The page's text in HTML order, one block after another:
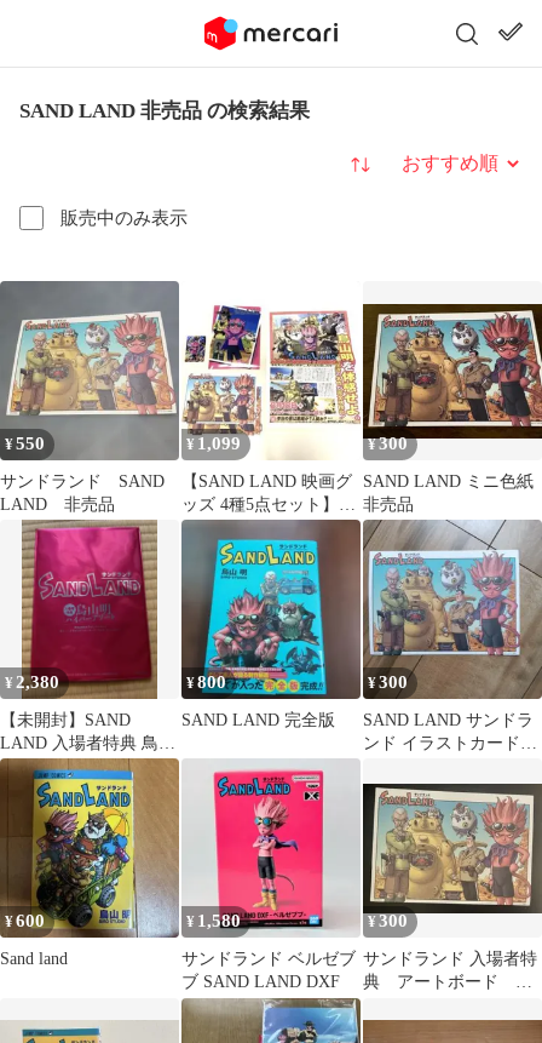
SAND LAND 非売品 の検索結果
販売中のみ表示
並び替え
¥550
サンドランド SAND
LAND 非売品
¥ 1,099
【SAND LAND 映画グ
ッズ 4種5点セット】鳥
山明 入場者特典
¥300
SAND LAND ミニ色紙
非売品
¥ 2,380
【未開封】SAND
LAND 入場者特典 鳥山
明 ハイパーアソート 非
¥800
SAND LAND 完全版
¥300
SAND LAND サンドラ
ンド イラストカード映
¥600
Sand land
¥ 1,580
サンドランド ベルゼブ
ブ SAND LAND DXF
¥300
サンドランド 入場者特
典 アートボード 非